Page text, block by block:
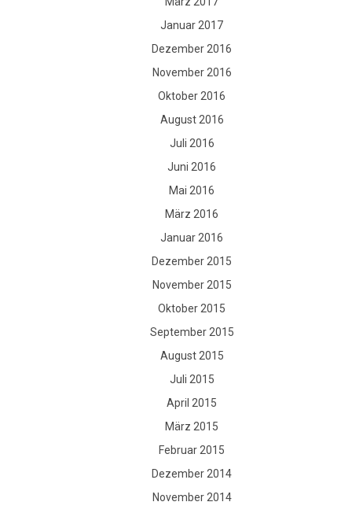
Januar 2017
Dezember 2016
November 2016
Oktober 2016
August 2016
Juli 2016
Juni 2016
Mai 2016
März 2016
Januar 2016
Dezember 2015
November 2015
Oktober 2015
September 2015
August 2015
Juli 2015
April 2015
März 2015
Februar 2015
Dezember 2014
November 2014